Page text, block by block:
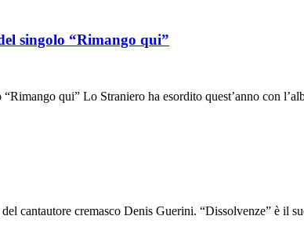
singolo “Rimango qui”
qui” Lo Straniero ha esordito quest’anno con
cantautore cremasco Denis Guerini. “Dissolvenze” è il